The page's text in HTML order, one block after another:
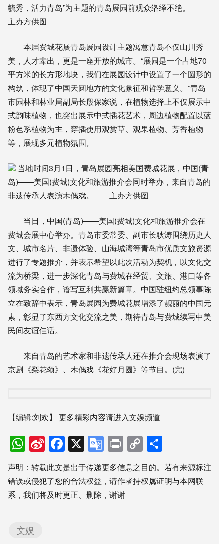
毓秀，活力青岛”为主题的青岛展园前观众络绎不绝。
主办方供图
本届费城花展青岛展园设计主题寓意青岛不仅山川秀
美，人才辈出，更是一座开放的城市。“展园是一个占地70
平方米的长方形地块，我们在展园设计中设置了一个圆形的
构筑，体现了中国天圆地方的文化象征和哲学意义。”青岛
市园林和林业局副局长殷保家说，在植物选择上不仅展示中
式韵味植物，也突出展示中式插花艺术，周边植物配置以蓝
粉色系植物为主，穿插使用观赏草、观果植物、芳香植物
等，展现多元植物氛围。
当地时间3月1日，青岛展园亮相美国费城花展，中国(青
岛)——美国(费城)文化和旅游推介会同时举办，来自青岛的
非遗传承人表演木偶戏。 主办方供图
当日，中国(青岛)——美国(费城)文化和旅游推介会在
费城会展中心举办。青岛市委常委、副市长耿涛围绕历史人
文、城市名片、非遗体验、山海城湾等青岛市优质文旅资源
进行了专题推介，并表示希望以此次活动为契机，以文化交
流为桥梁，进一步深化青岛与费城在经贸、文旅、港口等各
领域务实合作，谱写互利共赢新篇章。中国驻纽约总领事陈
立在致辞中表示，青岛展园为费城花展增添了靓丽的中国元
素，彰显了东西方文化交流之美，期待青岛与费城续写中美
民间友谊佳话。
来自青岛的艺术家和非遗传承人还在推介会现场表演了
京剧《梨花颂》、木偶戏《花好月圆》等节目。(完)
【编辑:刘欢】 更多精彩内容请进入文娱频道
WhatsApp
Sina
Weibo
Facebook
X Google
Translate
PrintCopy
Link享
声明：转载此文是出于传递更多信息之目的。若有来源标注
错误或侵犯了您的合法权益，请作者持权属证明与本网联
系，我们将及时更正、删除，谢谢
文娱